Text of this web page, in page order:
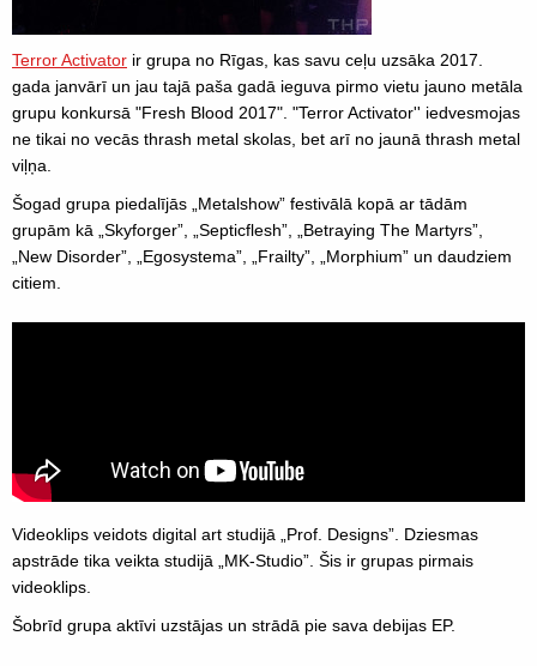
Terror Activator ir grupa no Rīgas, kas savu ceļu uzsāka 2017.
gada janvārī un jau tajā paša gadā ieguva pirmo vietu jauno metāla
grupu konkursā "Fresh Blood 2017". "Terror Activator'' iedvesmojas
ne tikai no vecās thrash metal skolas, bet arī no jaunā thrash metal
viļņa.
Šogad grupa piedalījās „Metalshow” festivālā kopā ar tādām
grupām kā „Skyforger”, „Septicflesh”, „Betraying The Martyrs”,
„New Disorder”, „Egosystema”, „Frailty”, „Morphium” un daudziem
citiem.
Videoklips veidots digital art studijā „Prof. Designs”. Dziesmas
apstrāde tika veikta studijā „MK-Studio”. Šis ir grupas pirmais
videoklips.
Šobrīd grupa aktīvi uzstājas un strādā pie sava debijas EP.